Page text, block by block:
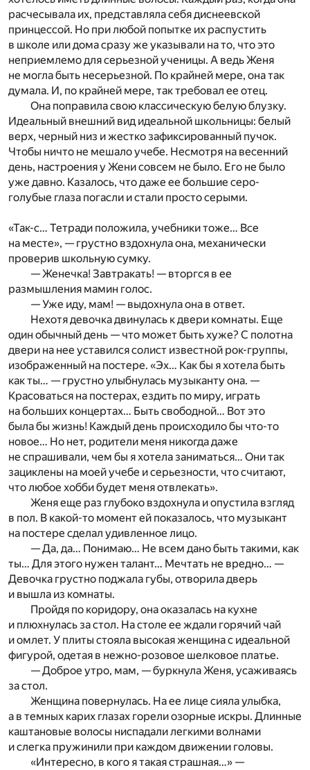
расчесывала их, представляла себя диснеевской
принцессой. Но при любой попытке их распустить
в школе или дома сразу же указывали на то, что это
неприемлемо для серьезной ученицы. А ведь Женя
не могла быть несерьезной. По крайней мере, она так
думала. И, по крайней мере, так требовал ее отец.
Она поправила свою классическую белую блузку.
Идеальный внешний вид идеальной школьницы: белый
верх, черный низ и жестко зафиксированный пучок.
Чтобы ничто не мешало учебе. Несмотря на весенний
день, настроения у Жени совсем не было. Его не было
уже давно. Казалось, что даже ее большие серо-
голубые глаза погасли и стали просто серыми.
«Так-с… Тетради положила, учебники тоже… Все
на месте», — грустно вздохнула она, механически
проверив школьную сумку.
— Женечка! Завтракать! — вторгся в ее
размышления мамин голос.
— Уже иду, мам! — выдохнула она в ответ.
Нехотя девочка двинулась к двери комнаты. Еще
один обычный день — что может быть хуже? С полотна
двери на нее уставился солист известной рок-группы,
изображенный на постере. «Эх… Как бы я хотела быть
как ты… — грустно улыбнулась музыканту она. —
Красоваться на постерах, ездить по миру, играть
на больших концертах… Быть свободной… Вот это
была бы жизнь! Каждый день происходило бы что-то
новое… Но нет, родители меня никогда даже
не спрашивали, чем бы я хотела заниматься… Они так
зациклены на моей учебе и серьезности, что считают,
что любое хобби будет меня отвлекать».
Женя еще раз глубоко вздохнула и опустила взгляд
в пол. В какой-то момент ей показалось, что музыкант
на постере сделал удивленное лицо.
— Да, да… Понимаю… Не всем дано быть такими, как
ты… Для этого нужен талант… Мечтать не вредно… —
Девочка грустно поджала губы, отворила дверь
и вышла из комнаты.
Пройдя по коридору, она оказалась на кухне
и плюхнулась за стол. На столе ее ждали горячий чай
и омлет. У плиты стояла высокая женщина с идеальной
фигурой, одетая в нежно-розовое шелковое платье.
— Доброе утро, мам, — буркнула Женя, усаживаясь
за стол.
Женщина повернулась. На ее лице сияла улыбка,
а в темных карих глазах горели озорные искры. Длинные
каштановые волосы ниспадали легкими волнами
и слегка пружинили при каждом движении головы.
«Интересно, в кого я такая страшная…» —